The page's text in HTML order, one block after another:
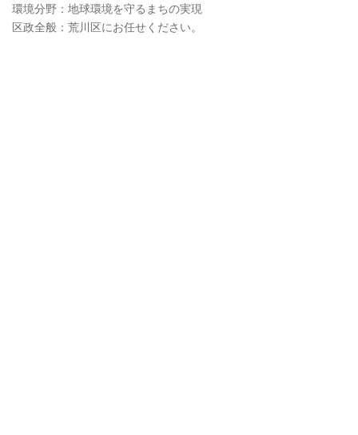
環境分野：地球環境を守るまちの実現
区政全般：荒川区にお任せください。